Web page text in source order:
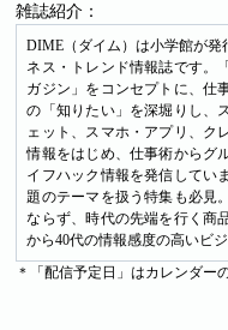
雑誌紹介：
DIME（ダイム）は小学館が発
ネス・トレンド情報誌です。
ガジン」をコンセプトに、仕
の「知りたい」を深堀りし、
ェット、スマホ・アプリ、ク
情報をはじめ、仕事術からグ
イフハック情報を発信してい
題のテーマを扱う特集も必見
ならず、時代の先端を行く商
から40代の情報感度の高いビ
＊「配信予定日」はカレンダー